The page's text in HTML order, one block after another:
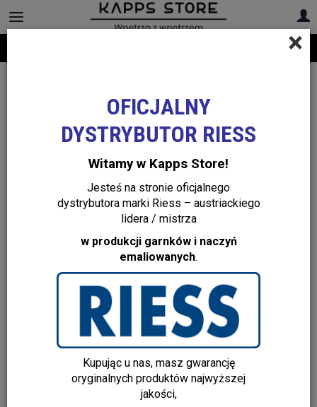
+48 22 299 19 84
×
OFICJALNY
DYSTRYBUTOR RIESS
Witamy w Kapps Store!
Jesteś na stronie oficjalnego
dystrybutora marki Riess – austriackiego
lidera / mistrza
w produkcji garnków i naczyń
emaliowanych.
Kupując u nas, masz gwarancję
oryginalnych produktów najwyższej
jakości,